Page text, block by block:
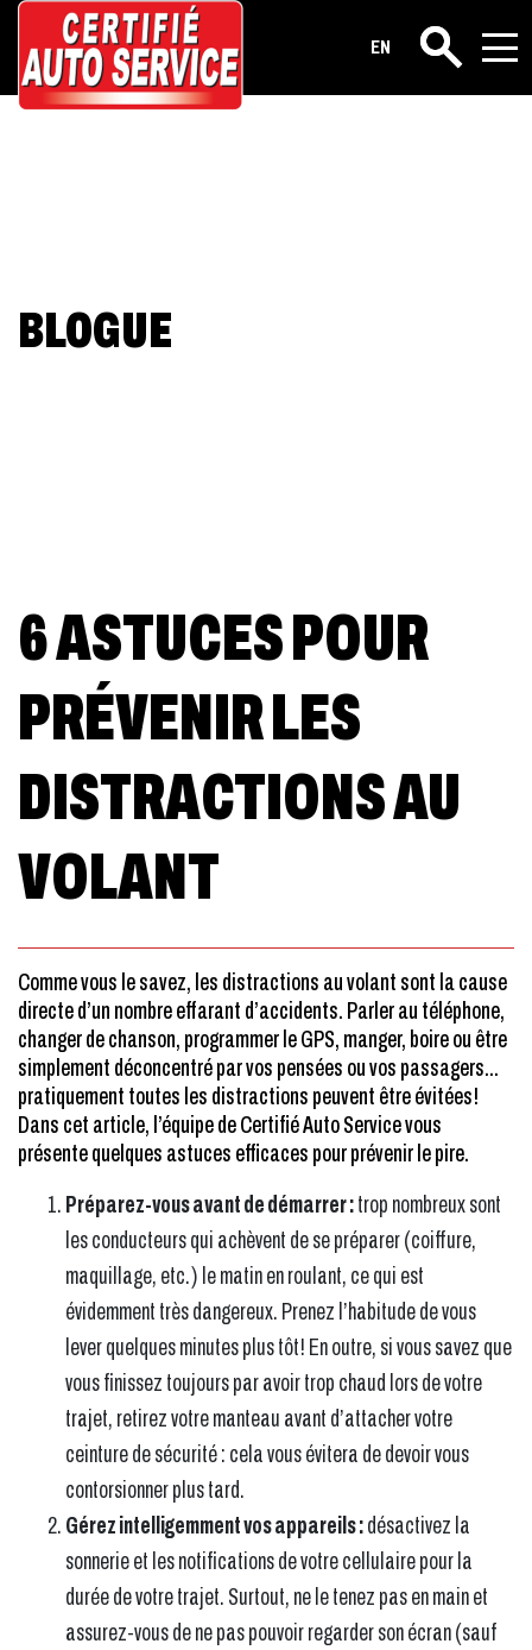
EN Rechercher
BLOGUE
6 ASTUCES POUR
PRÉVENIR LES
DISTRACTIONS AU
VOLANT
Comme vous le savez, les distractions au volant sont la cause
directe d’un nombre effarant d’accidents. Parler au téléphone,
changer de chanson, programmer le GPS, manger, boire ou être
simplement déconcentré par vos pensées ou vos passagers…
pratiquement toutes les distractions peuvent être évitées!
Dans cet article, l’équipe de Certifié Auto Service vous
présente quelques astuces efficaces pour prévenir le pire.
Préparez-vousavantde démarrer :trop nombreux sont
les conducteurs qui achèvent de se préparer (coiffure,
maquillage, etc.) le matin en roulant, ce qui est
évidemment très dangereux. Prenez l’habitude de vous
lever quelques minutes plus tôt! En outre, si vous savez que
vous finissez toujours par avoir trop chaud lors de votre
trajet, retirez votre manteau avant d’attacher votre
ceinture de sécurité : cela vous évitera de devoir vous
contorsionner plus tard.
Gérez intelligemment vos appareils :désactivez la
sonnerie et les notifications de votre cellulaire pour la
durée de votre trajet. Surtout, ne le tenez pas en main et
assurez-vous de ne pas pouvoir regarder son écran (sauf